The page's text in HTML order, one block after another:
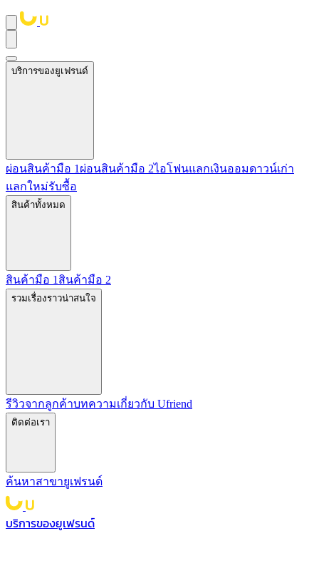
บริการของยูเฟรนด์
ผ่อนสินค้ามือ 1 ผ่อนสินค้ามือ 2ไอโฟนแลกเงินออมดาวน์เก่า
แลกใหม่รับซื้อ
สินค้าทั้งหมด
สินค้ามือ 1 สินค้ามือ 2
รวมเรื่องราวน่าสนใจ
รีวิวจากลูกค้าบทความเกี่ยวกับ Ufriend
ติดต่อเรา
ค้นหาสาขายูเฟรนด์
บริการของยูเฟรนด์